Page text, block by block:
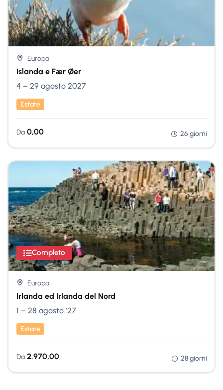
Europa
Islanda e Fær Øer
Nessuna Scelta
4 – 29 agosto 2027
Estate
Da 0,00 26 giorni
Europa
Irlanda ed Irlanda del Nord
Completo
1 – 28 agosto ’27
Estate
Da 2.970,00 28 giorni